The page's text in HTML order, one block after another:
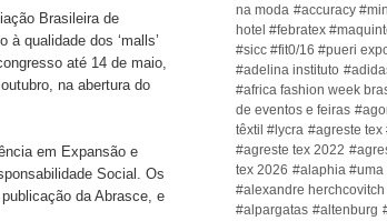
na moda #accuracy
hotel #febratex
#sicc #fit0/16 #pueri
#adelina instituto
#africa fashion week
de eventos e feiras
têxtil #lycra #agreste tex
#agreste tex 2022
tex 2026 #alaphia #uma
#alexandre herchcovitch
#alpargatas #altenburg
Brasileira de
qualidade dos ‘malls’
até 14 de maio,
na abertura do
em Expansão e
Social. Os
da Abrasce, e